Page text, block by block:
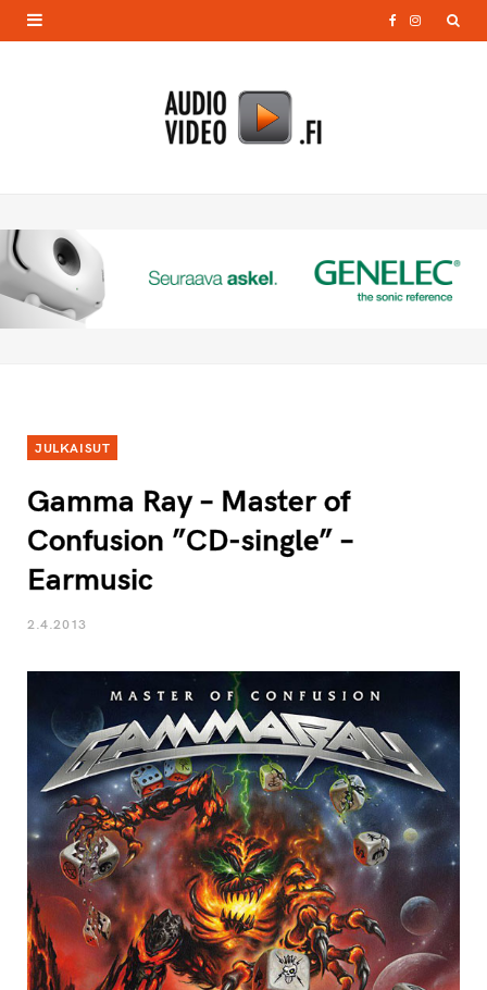
o
I
r
JULKAISUT
Gamma Ray – Master of
Confusion ”CD-single” –
Earmusic
2.4.2013